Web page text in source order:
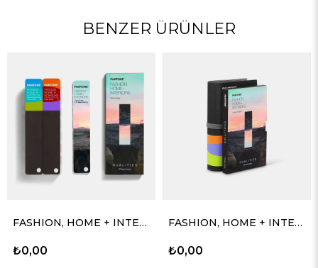
BENZER ÜRÜNLER
FASHION, HOME + INTERIORS COLOR GUIDE + DUALITIES EXPANSION PACK FASHION, HOME + INTERIORS COTTON PASSPORT + DUALITIES EXPANSION PACK
₺0,00